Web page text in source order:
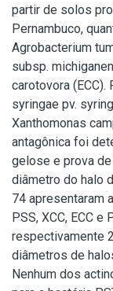
partir de solos
Pernambuco,
Agrobacterium
subsp.
carotovora (ECC).
syringae pv.
Xanthomonas
antagônica foi
gelose e prova
diâmetro do halo
74 apresentaram
PSS, XCC, ECC
respectivamente
diâmetros de
Nenhum dos